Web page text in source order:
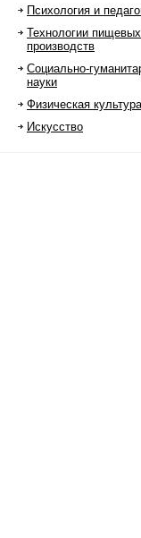
Психология и
Технологии пищевых
производств
Социально-
науки
Физическая культура
Искусство